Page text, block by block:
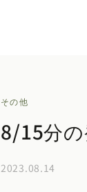
その他
8/15分
2023.08.14